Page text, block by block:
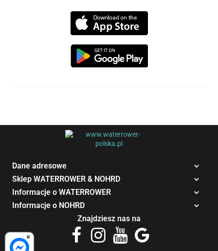
×
Dane adresowe
Sklep WATERROWER & NOHRD
Informacje o WATERROWER
Informacje o NOHRD
Znajdziesz nas na